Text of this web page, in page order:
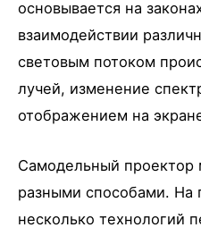
основывается на
взаимодействии
световым потоком
лучей, изменение
отображением на
Самодельный проектор
разными способами. На
несколько технологий